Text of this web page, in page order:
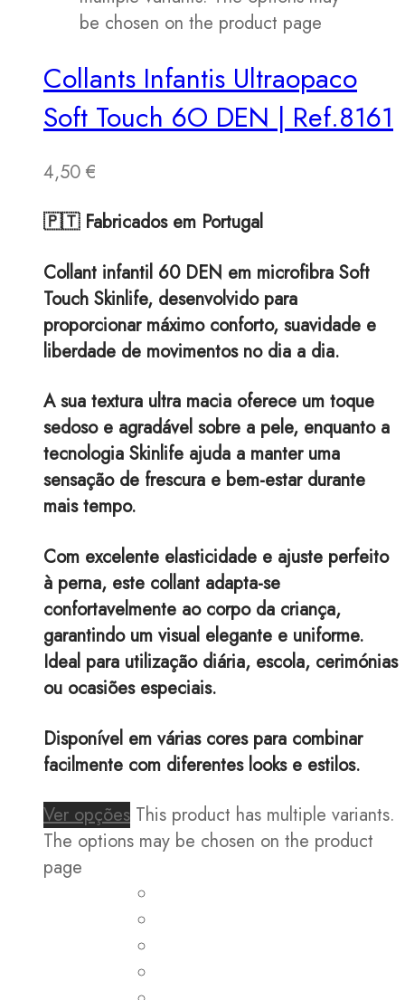
be chosen on the product page
Collants Infantis Ultraopaco
Soft Touch 6O DEN | Ref.8161
4,50 €
🇵🇹 Fabricados em Portugal
Collant infantil 60 DEN em microfibra Soft
Touch Skinlife, desenvolvido para
proporcionar máximo conforto, suavidade e
liberdade de movimentos no dia a dia.
A sua textura ultra macia oferece um toque
sedoso e agradável sobre a pele, enquanto a
tecnologia Skinlife ajuda a manter uma
sensação de frescura e bem-estar durante
mais tempo.
Com excelente elasticidade e ajuste perfeito
à perna, este collant adapta-se
confortavelmente ao corpo da criança,
garantindo um visual elegante e uniforme.
Ideal para utilização diária, escola, cerimónias
ou ocasiões especiais.
Disponível em várias cores para combinar
facilmente com diferentes looks e estilos.
Ver opções This product has multiple variants.
The options may be chosen on the product
page